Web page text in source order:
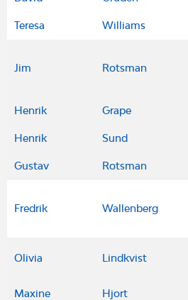
Teresa Williams
Jim Rotsman
Henrik Grape
Henrik Sund
Gustav Rotsman
Fredrik Wallenberg
Olivia Lindkvist
Maxine Hjort